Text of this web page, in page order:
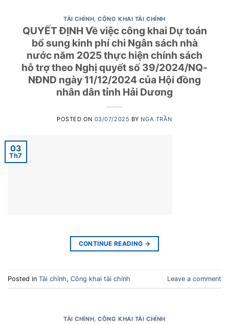
TÀI CHÍNH ,CÔNG KHAI TÀI CHÍNH
QUYẾT ĐỊNH Về việc công khai Dự toán
bổ sung kinh phí chi Ngân sách nhà
nước năm 2025 thực hiện chính sách
hỗ trợ theo Nghị quyết số 39/2024/NQ-
NĐND ngày 11/12/2024 của Hội đồng
nhân dân tỉnh Hải Dương
POSTED ON 03/07/2025 BY NGA TRẦN
03
Th7
CONTINUE READING →
Posted in Tài chính, Công khai tài chính Leave a comment
TÀI CHÍNH,CÔNG KHAI TÀI CHÍNH